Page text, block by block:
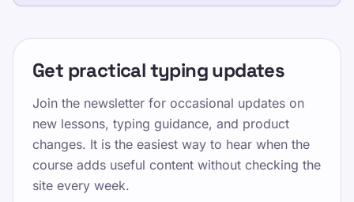
Get practical typing updates
Join the newsletter for occasional updates on
new lessons, typing guidance, and product
changes. It is the easiest way to hear when the
course adds useful content without checking the
site every week.